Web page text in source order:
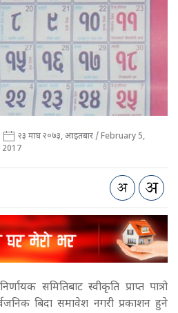
२३ माघ २०७३, आइतबार / February 5,
2017
समितिबाट स्वीकृति प्राप्त पात्रो
बिदा समावेश नगरी प्रकाशन हुने